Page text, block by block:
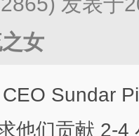
女
Sundar
他们贡献 2-4